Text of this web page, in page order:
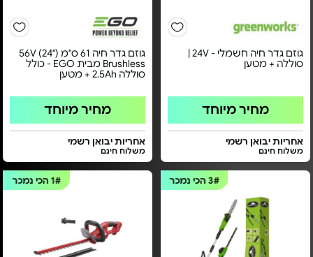
גוזם גדר חיה חשמלי - 24V |
סוללה + מטען
מחיר מיוחד
אחריות יבואן רשמי
משלוח חינם
גוזם גדר חיה 61 ס"מ ("24) 56V
Brushless מבית EGO - כולל
סוללה 2.5Ah + מטען
מחיר מיוחד
אחריות יבואן רשמי
משלוח חינם
3#הכי נמכר 1#הכי נמכר